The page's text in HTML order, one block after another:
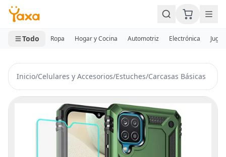
MINI CARRITO
0 productos
Todo Ropa Hogar y Cocina Automotriz Electrónica
Inicio/Celulares y Accesorios/Estuches/Carcasas Básicas